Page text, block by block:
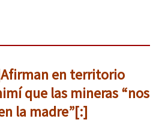
en territorio
que las mineras “nos
la madre”[:]